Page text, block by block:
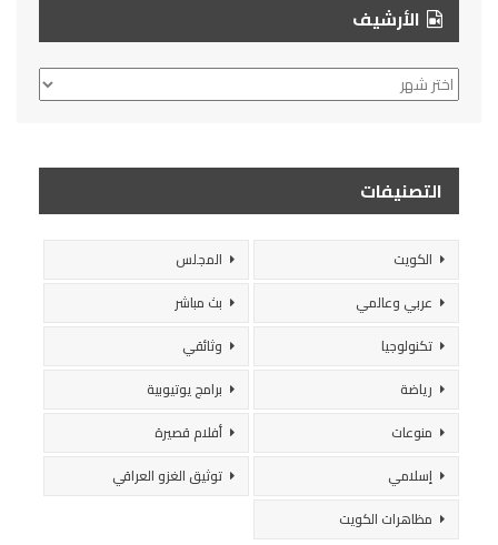
الأرشيف
الأرشيف
التصنيفات
الكويت
المجلس
عربي وعالمي
بث مباشر
تكنولوجيا
وثائقي
رياضة
برامج يوتيوبية
منوعات
أفلام قصيرة
إسلامي
توثيق الغزو العراقي
مظاهرات الكويت